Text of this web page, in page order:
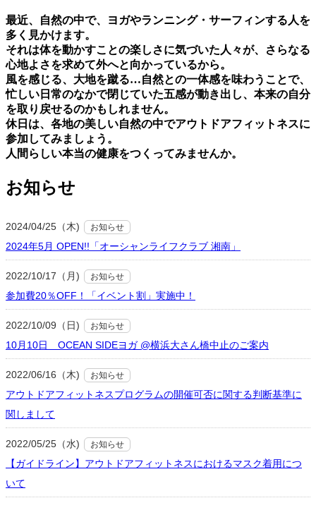
最近、⾃然の中で、ヨガやランニング・サーフィンする⼈を
多く⾒かけます。
それは体を動かすことの楽しさに気づいた⼈々が、さらなる
⼼地よさを求めて外へと向かっているから。
⾵を感じる、⼤地を蹴る…⾃然との⼀体感を味わうことで、
忙しい⽇常のなかで閉じていた五感が動き出し、本来の⾃分
を取り戻せるのかもしれません。
休⽇は、各地の美しい⾃然の中でアウトドアフィットネスに
参加してみましょう。
⼈間らしい本当の健康をつくってみませんか。
お知らせ
2024/04/25（木) お知らせ
2024年5月 OPEN!!「オーシャンライフクラブ 湘南」
2022/10/17（月) お知らせ
参加費20％OFF！「イベント割」実施中！
2022/10/09（日) お知らせ
10月10日 OCEAN SIDEヨガ @横浜大さん橋中止のご案内
2022/06/16（木) お知らせ
アウトドアフィットネスプログラムの開催可否に関する判断基準に
関しまして
2022/05/25（水) お知らせ
【ガイドライン】アウトドアフィットネスにおけるマスク着用につ
いて